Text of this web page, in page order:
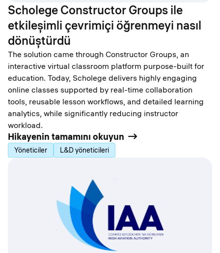
Scholege Constructor Groups ile
etkileşimli çevrimiçi öğrenmeyi nasıl
dönüştürdü
The solution came through Constructor Groups, an
interactive virtual classroom platform purpose-built for
education. Today, Scholege delivers highly engaging
online classes supported by real-time collaboration
tools, reusable lesson workflows, and detailed learning
analytics, while significantly reducing instructor
workload.
Hikayenin tamamını okuyun
Yöneticiler L&D yöneticileri